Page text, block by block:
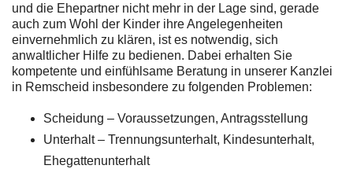
und die Ehepartner nicht mehr in der Lage sind, gerade
auch zum Wohl der Kinder ihre Angelegenheiten
einvernehmlich zu klären, ist es notwendig, sich
anwaltlicher Hilfe zu bedienen. Dabei erhalten Sie
kompetente und einfühlsame Beratung in unserer Kanzlei
in Remscheid insbesondere zu folgenden Problemen:
Scheidung – Voraussetzungen, Antragsstellung
Unterhalt – Trennungsunterhalt, Kindesunterhalt,
Ehegattenunterhalt